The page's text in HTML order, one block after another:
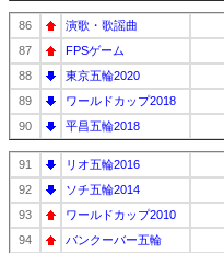
86
演歌・歌謡曲
87
FPSゲーム
88
東京五輪2020
89
ワールドカップ2018
90
平昌五輪2018
91
リオ五輪2016
92
ソチ五輪2014
93
ワールドカップ2010
94
バンクーバー五輪